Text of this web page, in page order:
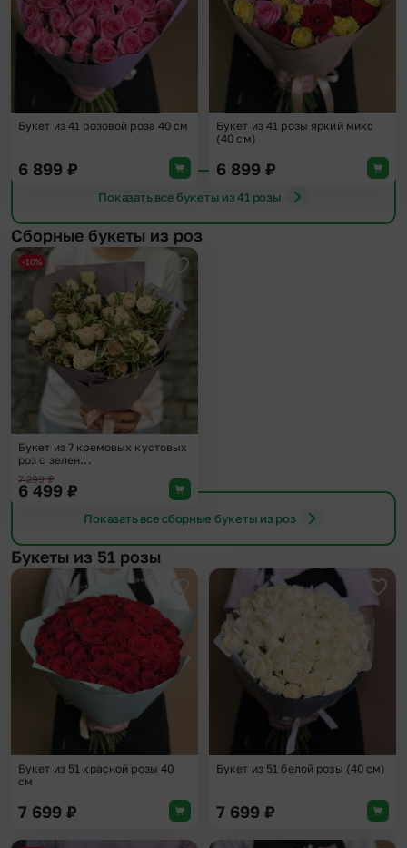
Букет из 41 розовой роза 40 см
6 899 ₽
Букет из 41 розы яркий микс
(40 см)
6 899 ₽
Показать все букеты из 41 розы
Сборные букеты из роз
-10%
Букет из 7 кремовых кустовых
роз с зелен...
7 299₽
6 499 ₽
Показать все сборные букеты из роз
Букеты из 51 розы
Добавить в избранное
Букет из 51 красной розы 40
см
7 699 ₽
Букет из 51 белой розы (40 см)
7 699 ₽